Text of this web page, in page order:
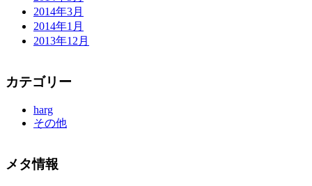
2014年3月
2014年1月
2013年12月
カテゴリー
harg
その他
メタ情報